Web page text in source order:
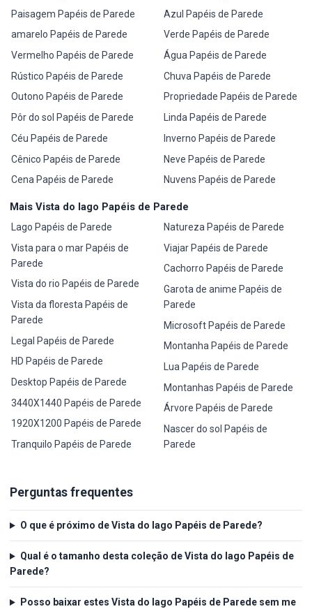
Paisagem Papéis de Parede
amarelo Papéis de Parede
Vermelho Papéis de Parede
Rústico Papéis de Parede
Outono Papéis de Parede
Pôr do sol Papéis de Parede
Céu Papéis de Parede
Cênico Papéis de Parede
Cena Papéis de Parede
Azul Papéis de Parede
Verde Papéis de Parede
Água Papéis de Parede
Chuva Papéis de Parede
Propriedade Papéis de Parede
Linda Papéis de Parede
Inverno Papéis de Parede
Neve Papéis de Parede
Nuvens Papéis de Parede
Mais Vista do lago Papéis de Parede
Lago Papéis de Parede
Vista para o mar Papéis de
Parede
Vista do rio Papéis de Parede
Vista da floresta Papéis de
Parede
Legal Papéis de Parede
HD Papéis de Parede
Desktop Papéis de Parede
3440X1440 Papéis de Parede
1920X1200 Papéis de Parede
Tranquilo Papéis de Parede
Natureza Papéis de Parede
Viajar Papéis de Parede
Cachorro Papéis de Parede
Garota de anime Papéis de
Parede
Microsoft Papéis de Parede
Montanha Papéis de Parede
Lua Papéis de Parede
Montanhas Papéis de Parede
Árvore Papéis de Parede
Nascer do sol Papéis de
Parede
Perguntas frequentes
O que é próximo de Vista do lago Papéis de Parede?
Qual é o tamanho desta coleção de Vista do lago Papéis de
Parede?
Posso baixar estes Vista do lago Papéis de Parede sem me